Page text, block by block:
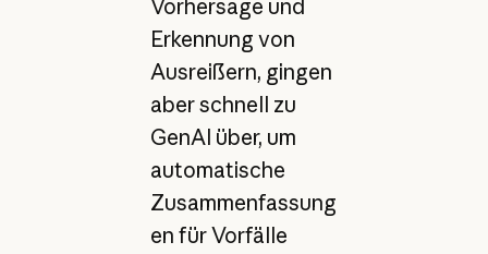
Vorhersage und
Erkennung von
Ausreißern, gingen
aber schnell zu
GenAI über, um
automatische
Zusammenfassung
en für Vorfälle